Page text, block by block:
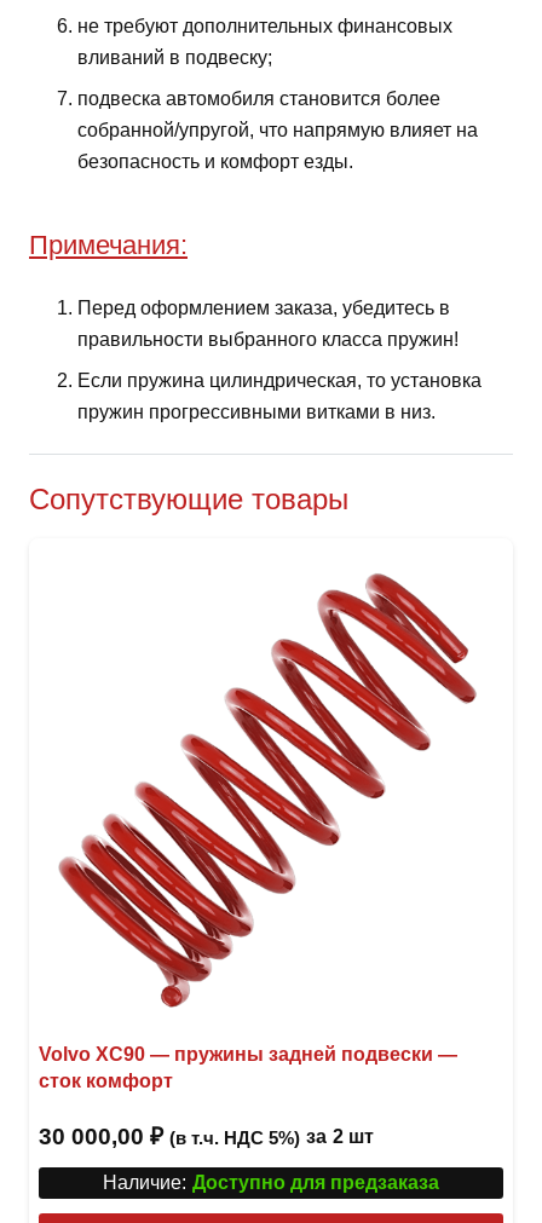
не требуют дополнительных финансовых
вливаний в подвеску;
подвеска автомобиля становится более
собранной/упругой, что напрямую влияет на
безопасность и комфорт езды.
Примечания:
Перед оформлением заказа, убедитесь в
правильности выбранного класса пружин!
Если пружина цилиндрическая, то установка
пружин прогрессивными витками в низ.
Сопутствующие товары
Volvo XC90 — пружины задней подвески —
сток комфорт
30 000,00 ₽ (в т.ч. НДС 5%) за 2 шт
Наличие: Доступно для предзаказа